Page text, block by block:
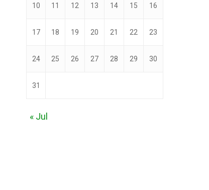
10 11 12 13 14 15 16
17 18 19 20 21 22 23
24 25 26 27 28 29 30
31
« Jul